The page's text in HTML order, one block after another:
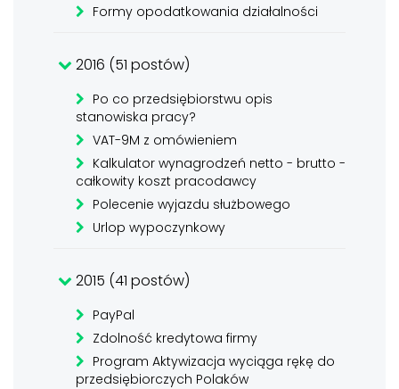
Formy opodatkowania działalności
2016 (51 postów)
Po co przedsiębiorstwu opis
stanowiska pracy?
VAT-9M z omówieniem
Kalkulator wynagrodzeń netto - brutto -
całkowity koszt pracodawcy
Polecenie wyjazdu służbowego
Urlop wypoczynkowy
2015 (41 postów)
PayPal
Zdolność kredytowa firmy
Program Aktywizacja wyciąga rękę do
przedsiębiorczych Polaków